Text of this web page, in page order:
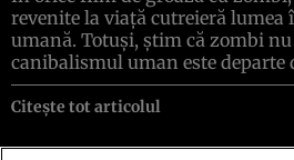
revenite la viață cutreieră lumea
umană. Totuși, știm că zombi
canibalismul uman este departe
Citește tot articolul